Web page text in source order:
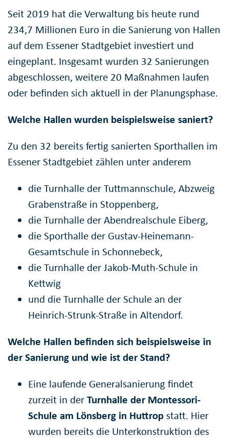
Seit 2019 hat die Verwaltung bis heute rund
234,7 Millionen Euro in die Sanierung von Hallen
auf dem Essener Stadtgebiet investiert und
eingeplant. Insgesamt wurden 32 Sanierungen
abgeschlossen, weitere 20 Maßnahmen laufen
oder befinden sich aktuell in der Planungsphase.
Welche Hallen wurden beispielsweise saniert?
Zu den 32 bereits fertig sanierten Sporthallen im
Essener Stadtgebiet zählen unter anderem
die Turnhalle der Tuttmannschule, Abzweig
Grabenstraße in Stoppenberg,
die Turnhalle der Abendrealschule Eiberg,
die Sporthalle der Gustav-Heinemann-
Gesamtschule in Schonnebeck,
die Turnhalle der Jakob-Muth-Schule in
Kettwig
und die Turnhalle der Schule an der
Heinrich-Strunk-Straße in Altendorf.
Welche Hallen befinden sich beispielsweise in
der Sanierung und wie ist der Stand?
Eine laufende Generalsanierung findet
zurzeit in derTurnhalle der Montessori-
Schule am Lönsberg in Huttropstatt. Hier
wurden bereits die Unterkonstruktion des